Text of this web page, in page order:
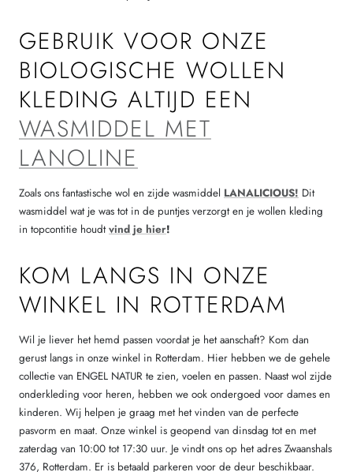
GEBRUIK VOOR ONZE
BIOLOGISCHE WOLLEN
KLEDING ALTIJD EEN
WASMIDDEL MET
LANOLINE
Zoals ons fantastische wol en zijde wasmiddel LANALICIOUS! Dit
wasmiddel wat je was tot in de puntjes verzorgt en je wollen kleding
in topcontitie houdtvind je hier!
KOM LANGS IN ONZE
WINKEL IN ROTTERDAM
Wil je liever het hemd passen voordat je het aanschaft? Kom dan
gerust langs in onze winkel in Rotterdam. Hier hebben we de gehele
collectie van ENGEL NATUR te zien, voelen en passen. Naast wol zijde
onderkleding voor heren, hebben we ook ondergoed voor dames en
kinderen. Wij helpen je graag met het vinden van de perfecte
pasvorm en maat. Onze winkel is geopend van dinsdag tot en met
zaterdag van 10:00 tot 17:30 uur. Je vindt ons op het adres Zwaanshals
376, Rotterdam. Er is betaald parkeren voor de deur beschikbaar.